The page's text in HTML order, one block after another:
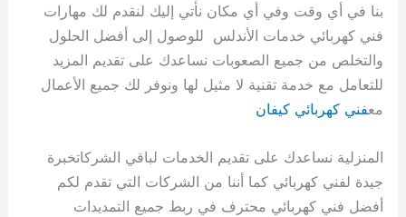
بنا في أي وقت وفي أي مكان نأتي إليك لنقدم لك مهارات
فني كهربائي خدمات الأندلس للوصول إلى أفضل الحلول
والتخلص من جميع الصعوبات نساعدك على تقديم المزيد
للتعامل مع خدمة تقنية لا مثيل لها ونوفر لك جميع الأعمال
معفني كهربائي كيفان
المنزلية نساعدك على تقديم الخدمات لباقي الشركاتخبرة
جيدة لفني كهربائي كما أننا من الشركات التي تقدم لكم
أفضل فني كهربائي محترف في ربط جميع التمديدات